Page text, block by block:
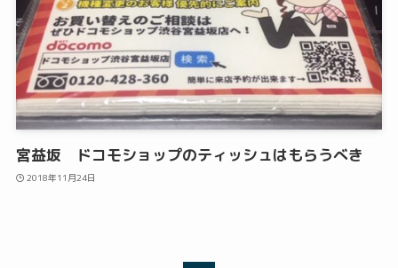
宮益坂 ドコモショップのティッシュはもらうべき
2018年11月24日